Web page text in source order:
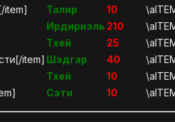
item]
Талир 10
Ирдириэль 210
Тхей 25
item] Шэдгар 40
Тхей 10
Сэти 10